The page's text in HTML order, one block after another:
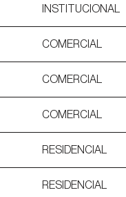
INSTITUCIONAL
COMERCIAL
COMERCIAL
COMERCIAL
RESIDENCIAL
RESIDENCIAL